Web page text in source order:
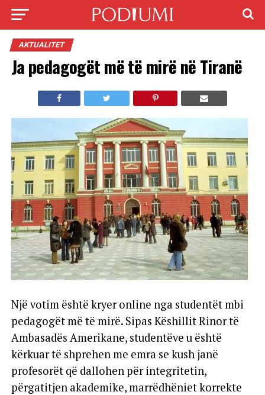
AKTUALITET
Ja pedagogët më të mirë në Tiranë
Një votim është kryer online nga studentët mbi
pedagogët më të mirë. Sipas Këshillit Rinor të
Ambasadës Amerikane, studentëve u është
kërkuar të shprehen me emra se kush janë
profesorët që dallohen për integritetin,
përgatitjen akademike, marrëdhëniet korrekte